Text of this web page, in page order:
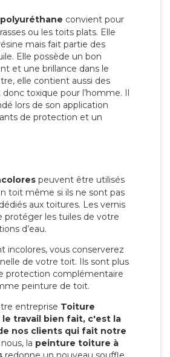
convient pour
ou les toits plats. Elle
mais fait partie des
Elle possède un bon
et une brillance dans le
elle contient aussi des
toxique pour l’homme. Il
lors de son application
de protection et un
peuvent être utilisés
toit même si ils ne sont pas
aux toitures. Les vernis
les tuiles de votre
d’eau.
incolores, vous conserverez
de votre toit. Ils sont plus
protection complémentaire
peinture de toit.
entreprise Toiture
travail bien fait, c'est la
nos clients qui fait notre
la peinture toiture à